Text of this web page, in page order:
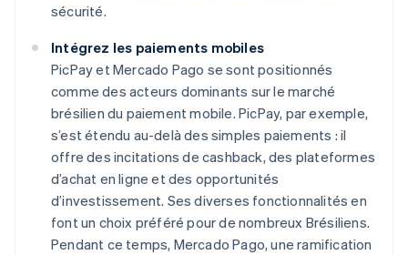
sécurité.
Intégrez les paiements mobiles
PicPay et Mercado Pago se sont positionnés
comme des acteurs dominants sur le marché
brésilien du paiement mobile. PicPay, par exemple,
s’est étendu au-delà des simples paiements : il
offre des incitations de cashback, des plateformes
d’achat en ligne et des opportunités
d’investissement. Ses diverses fonctionnalités en
font un choix préféré pour de nombreux Brésiliens.
Pendant ce temps, Mercado Pago, une ramification